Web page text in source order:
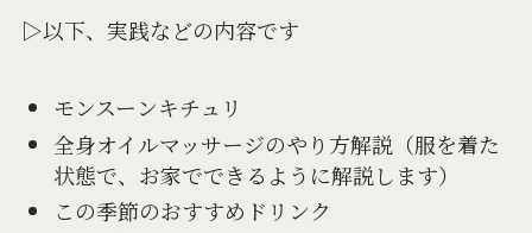
▷以下、実践などの内容です
モンスーンキチュリ
全身オイルマッサージのやり方解説（服を着た
状態で、お家でできるように解説します）
この季節のおすすめドリンク